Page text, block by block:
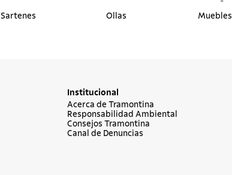
Sartenes Ollas Muebles
Institucional
Acerca de Tramontina
Responsabilidad Ambiental
Consejos Tramontina
Canal de Denuncias